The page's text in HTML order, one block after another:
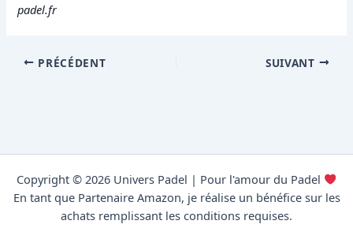
padel.fr
PRÉCÉDENT SUIVANT
Copyright © 2026 Univers Padel | Pour l'amour du Padel
En tant que Partenaire Amazon, je réalise un bénéfice sur les
achats remplissant les conditions requises.